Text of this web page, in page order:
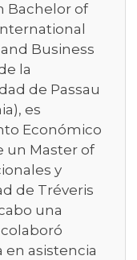
Bachelor of
Business
la
de Passau
es
Económico
un Master of
y
de Tréveris
una
asistencia